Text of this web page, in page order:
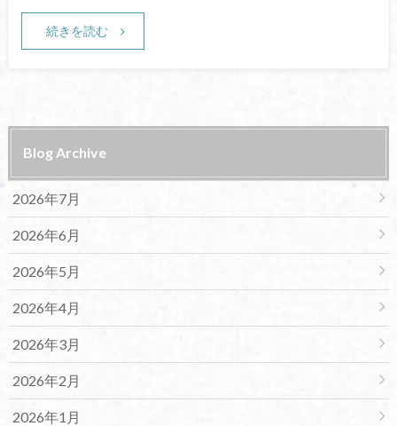
続きを読む
Blog Archive
2026年7月
2026年6月
2026年5月
2026年4月
2026年3月
2026年2月
2026年1月